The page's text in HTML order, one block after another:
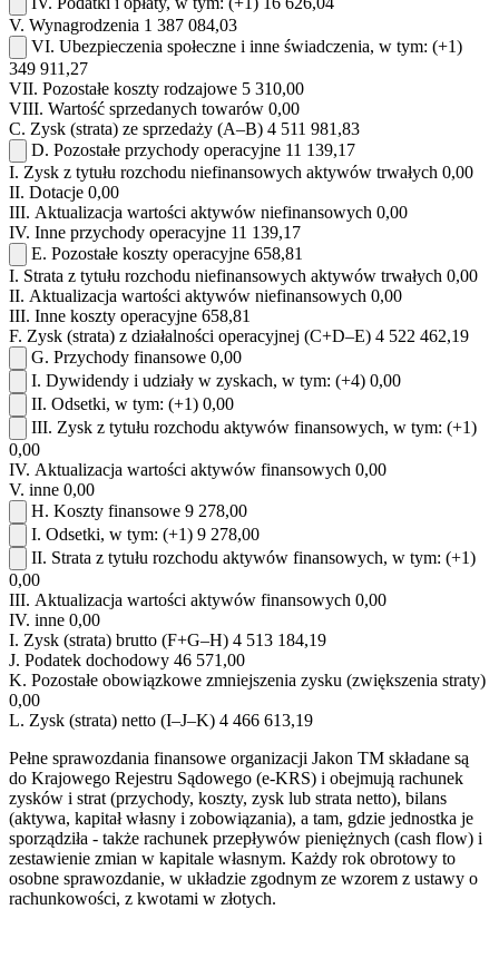
V. Wynagrodzenia 1 387 084,03
VI. Ubezpieczenia społeczne i inne świadczenia, w tym: (+1)
349 911,27
VII. Pozostałe koszty rodzajowe 5 310,00
VIII. Wartość sprzedanych towarów 0,00
C. Zysk (strata) ze sprzedaży (A–B) 4 511 981,83
D. Pozostałe przychody operacyjne 11 139,17
I. Zysk z tytułu rozchodu niefinansowych aktywów trwałych 0,00
II. Dotacje 0,00
III. Aktualizacja wartości aktywów niefinansowych 0,00
IV. Inne przychody operacyjne 11 139,17
E. Pozostałe koszty operacyjne 658,81
I. Strata z tytułu rozchodu niefinansowych aktywów trwałych 0,00
II. Aktualizacja wartości aktywów niefinansowych 0,00
III. Inne koszty operacyjne 658,81
F. Zysk (strata) z działalności operacyjnej (C+D–E) 4 522 462,19
G. Przychody finansowe 0,00
I. Dywidendy i udziały w zyskach, w tym: (+4) 0,00
II. Odsetki, w tym: (+1) 0,00
III. Zysk z tytułu rozchodu aktywów finansowych, w tym: (+1)
0,00
IV. Aktualizacja wartości aktywów finansowych 0,00
V. inne 0,00
H. Koszty finansowe 9 278,00
I. Odsetki, w tym: (+1) 9 278,00
II. Strata z tytułu rozchodu aktywów finansowych, w tym: (+1)
0,00
III. Aktualizacja wartości aktywów finansowych 0,00
IV. inne 0,00
I. Zysk (strata) brutto (F+G–H) 4 513 184,19
J. Podatek dochodowy 46 571,00
K. Pozostałe obowiązkowe zmniejszenia zysku (zwiększenia straty)
0,00
L. Zysk (strata) netto (I–J–K) 4 466 613,19
Pełne sprawozdania finansowe organizacji Jakon TM składane są
do Krajowego Rejestru Sądowego (e-KRS) i obejmują rachunek
zysków i strat (przychody, koszty, zysk lub strata netto), bilans
(aktywa, kapitał własny i zobowiązania), a tam, gdzie jednostka je
sporządziła - także rachunek przepływów pieniężnych (cash flow) i
zestawienie zmian w kapitale własnym. Każdy rok obrotowy to
osobne sprawozdanie, w układzie zgodnym ze wzorem z ustawy o
rachunkowości, z kwotami w złotych.